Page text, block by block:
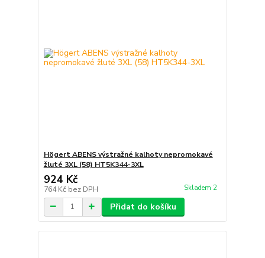
Högert ABENS výstražné kalhoty nepromokavé
žluté 3XL (58) HT5K344-3XL
924 Kč
764 Kč bez DPH Skladem 2
Přidat do košíku